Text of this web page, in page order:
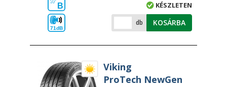
B
71dB
KÉSZLETEN
db KOSÁRBA
Viking
ProTech NewGen